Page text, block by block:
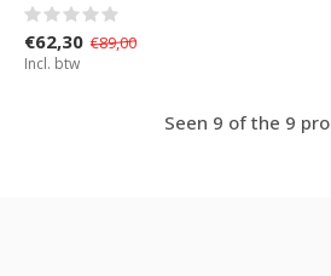
€62,30 €89,00
Incl. btw
Seen 9 of the 9